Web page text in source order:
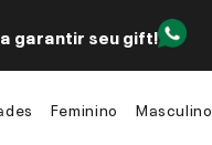
garantir seu gift!
Feminino Masculino